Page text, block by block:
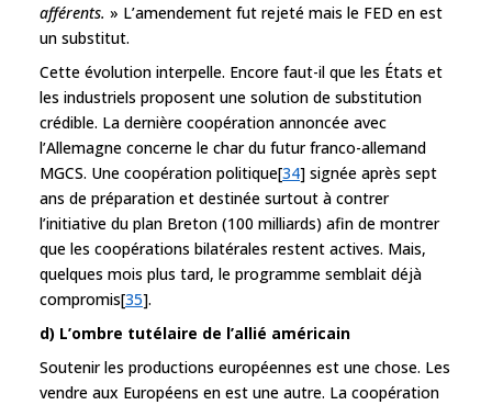
afférents. » L’amendement fut rejeté mais le FED en est
un substitut.
Cette évolution interpelle. Encore faut-il que les États et
les industriels proposent une solution de substitution
crédible. La dernière coopération annoncée avec
l’Allemagne concerne le char du futur franco-allemand
MGCS. Une coopération politique[34] signée après sept
ans de préparation et destinée surtout à contrer
l’initiative du plan Breton (100 milliards) afin de montrer
que les coopérations bilatérales restent actives. Mais,
quelques mois plus tard, le programme semblait déjà
compromis[35].
d) L’ombre tutélaire de l’allié américain
Soutenir les productions européennes est une chose. Les
vendre aux Européens en est une autre. La coopération